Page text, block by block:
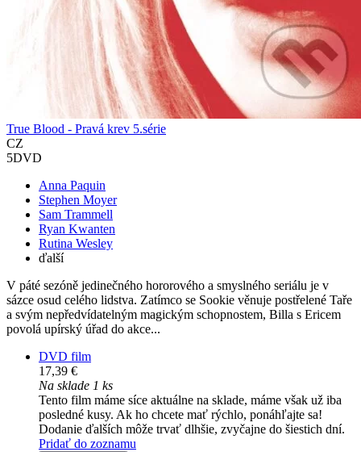
True Blood - Pravá krev 5.série
CZ
5DVD
Anna Paquin
Stephen Moyer
Sam Trammell
Ryan Kwanten
Rutina Wesley
ďalší
V páté sezóně jedinečného hororového a smyslného seriálu je v
sázce osud celého lidstva. Zatímco se Sookie věnuje postřelené Taře
a svým nepředvídatelným magickým schopnostem, Billa s Ericem
povolá upírský úřad do akce...
DVD film
17,39 €
Na sklade 1 ks
Tento film máme síce aktuálne na sklade, máme však už iba
posledné kusy. Ak ho chcete mať rýchlo, ponáhľajte sa!
Dodanie ďalších môže trvať dlhšie, zvyčajne do šiestich dní.
Pridať do zoznamu